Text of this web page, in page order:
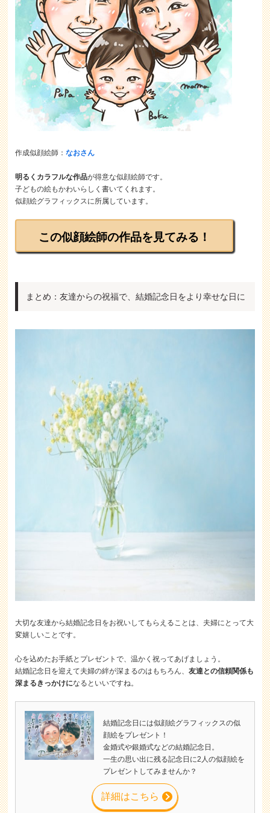
作成似顔絵師：なおさん
明るくカラフルな作品が得意な似顔絵師です。
子どもの絵もかわいらしく書いてくれます。
似顔絵グラフィックスに所属しています。
この似顔絵師の作品を見てみる！
まとめ：友達からの祝福で、結婚記念日をより幸せな日に
大切な友達から結婚記念日をお祝いしてもらえることは、夫婦にとって大
変嬉しいことです。
心を込めたお手紙とプレゼントで、温かく祝ってあげましょう。
結婚記念日を迎えて夫婦の絆が深まるのはもちろん、友達との信頼関係も
深まるきっかけになるといいですね。
結婚記念日には似顔絵グラフィックスの似
顔絵をプレゼント！
金婚式や銀婚式などの結婚記念日。
一生の思い出に残る記念日に2人の似顔絵を
プレゼントしてみませんか？
詳細はこちら